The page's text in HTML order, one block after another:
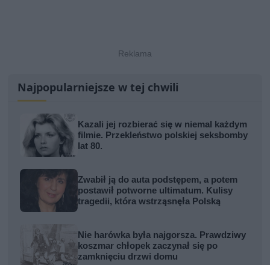
Najpopularniejsze w tej chwili
Kazali jej rozbierać się w niemal każdym
filmie. Przekleństwo polskiej seksbomby
lat 80.
Zwabił ją do auta podstępem, a potem
postawił potworne ultimatum. Kulisy
tragedii, która wstrząsnęła Polską
Nie harówka była najgorsza. Prawdziwy
koszmar chłopek zaczynał się po
zamknięciu drzwi domu